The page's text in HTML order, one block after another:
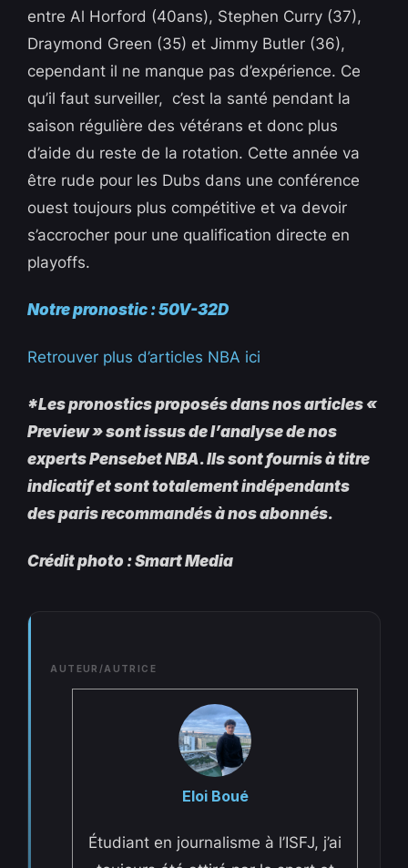
entre Al Horford (40ans), Stephen Curry (37),
Draymond Green (35) et Jimmy Butler (36),
cependant il ne manque pas d’expérience. Ce
qu’il faut surveiller, c’est la santé pendant la
saison régulière des vétérans et donc plus
d’aide du reste de la rotation. Cette année va
être rude pour les Dubs dans une conférence
ouest toujours plus compétitive et va devoir
s’accrocher pour une qualification directe en
playoffs.
Notre pronostic : 50V-32D
Retrouver plus d’articles NBA ici
*Les pronostics proposés dans nos articles «
Preview » sont issus de l’analyse de nos
experts Pensebet NBA. Ils sont fournis à titre
indicatif et sont totalement indépendants
des paris recommandés à nos abonnés.
Crédit photo : Smart Media
AUTEUR/AUTRICE
Eloi Boué
Étudiant en journalisme à l’ISFJ, j’ai